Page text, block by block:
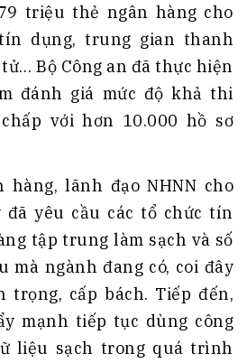
triệu thẻ ngân hàng cho
dụng, trung gian thanh
Bộ Công an đã thực hiện
đánh giá mức độ khả thi
với hơn 10.000 hồ sơ
hàng, lãnh đạo NHNN cho
đã yêu cầu các tổ chức tín
tập trung làm sạch và số
mà ngành đang có, coi đây
trọng, cấp bách. Tiếp đến,
mạnh tiếp tục dùng công
liệu sạch trong quá trình